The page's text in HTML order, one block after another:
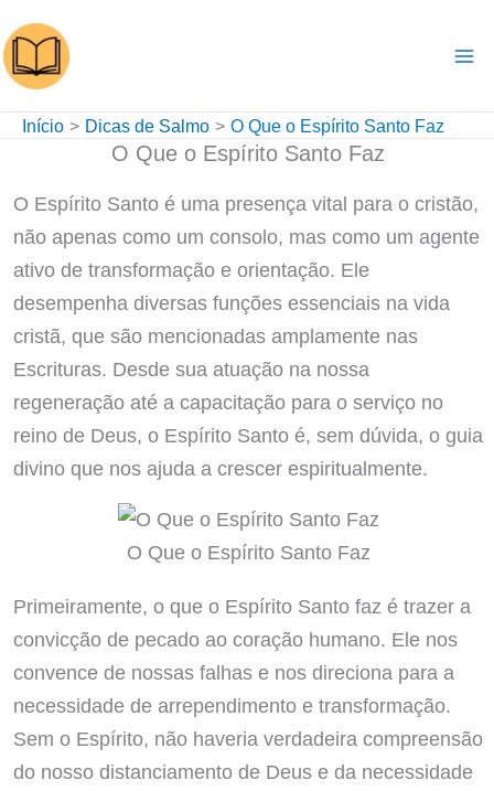
para
o
conteúdo
Início Dicas de Salmo O Que o Espírito Santo Faz
O Que o Espírito Santo Faz
O Espírito Santo é uma presença vital para o cristão,
não apenas como um consolo, mas como um agente
ativo de transformação e orientação. Ele
desempenha diversas funções essenciais na vida
cristã, que são mencionadas amplamente nas
Escrituras. Desde sua atuação na nossa
regeneração até a capacitação para o serviço no
reino de Deus, o Espírito Santo é, sem dúvida, o guia
divino que nos ajuda a crescer espiritualmente.
O Que o Espírito Santo Faz
Primeiramente, o que o Espírito Santo faz é trazer a
convicção de pecado ao coração humano. Ele nos
convence de nossas falhas e nos direciona para a
necessidade de arrependimento e transformação.
Sem o Espírito, não haveria verdadeira compreensão
do nosso distanciamento de Deus e da necessidade